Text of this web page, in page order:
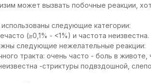
может вызвать побочные реакции,
следующие категории:
(≥0,1% - <1%) и частота неизвестна.
следующие нежелательные реакции:
тракта: очень часто - боль в животе,
-стриктуры подвздошной,